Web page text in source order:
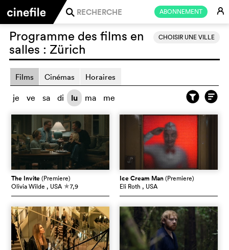
ABONNEMENT E
j
CHOISIR UNE VILLE
Programme des films en
salles : Zürich
Films Cinémas Horaires
je ve sa di lu ma me
The Invite(Premiere)
Olivia Wilde , USA c7,9
Ice Cream Man(Premiere)
Eli Roth , USA